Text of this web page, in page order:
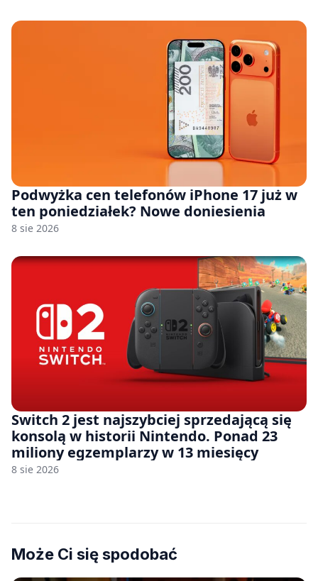
Podwyżka cen telefonów iPhone 17 już w
ten poniedziałek? Nowe doniesienia
8 sie 2026
Switch 2 jest najszybciej sprzedającą się
konsolą w historii Nintendo. Ponad 23
miliony egzemplarzy w 13 miesięcy
8 sie 2026
Może Ci się spodobać